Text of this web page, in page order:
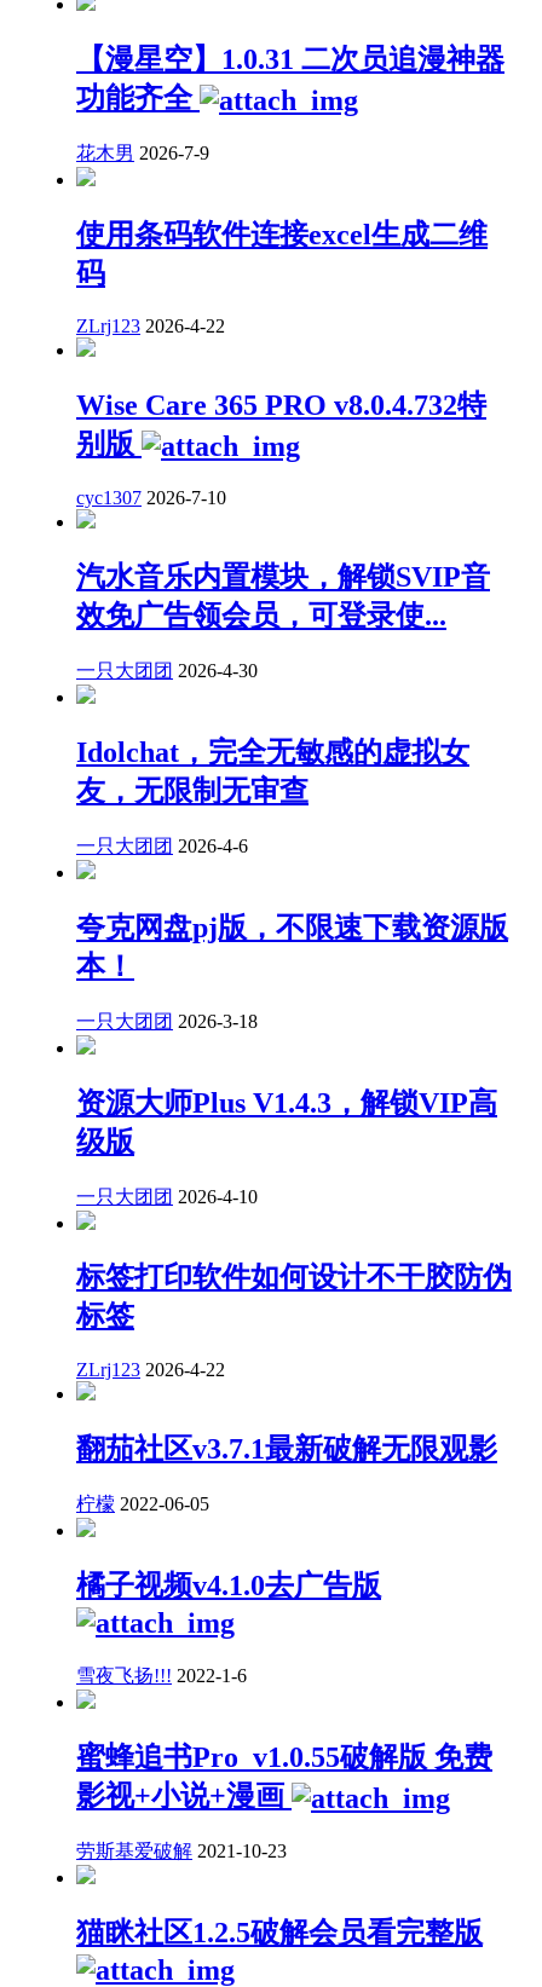
【漫星空】1.0.31 二次员追漫神器
功能齐全
花木男 2026-7-9
使用条码软件连接excel生成二维
码
ZLrj123 2026-4-22
Wise Care 365 PRO v8.0.4.732特
别版
cyc1307 2026-7-10
汽水音乐内置模块，解锁SVIP音
效免广告领会员，可登录使...
一只大团团 2026-4-30
Idolchat，完全无敏感的虚拟女
友，无限制无审查
一只大团团 2026-4-6
夸克网盘pj版，不限速下载资源版
本！
一只大团团 2026-3-18
资源大师Plus V1.4.3，解锁VIP高
级版
一只大团团 2026-4-10
标签打印软件如何设计不干胶防伪
标签
ZLrj123 2026-4-22
翻茄社区v3.7.1最新破解无限观影
柠檬 2022-06-05
橘子视频v4.1.0去广告版
雪夜飞扬!!! 2022-1-6
蜜蜂追书Pro_v1.0.55破解版 免费
影视+小说+漫画
劳斯基爱破解 2021-10-23
猫眯社区1.2.5破解会员看完整版